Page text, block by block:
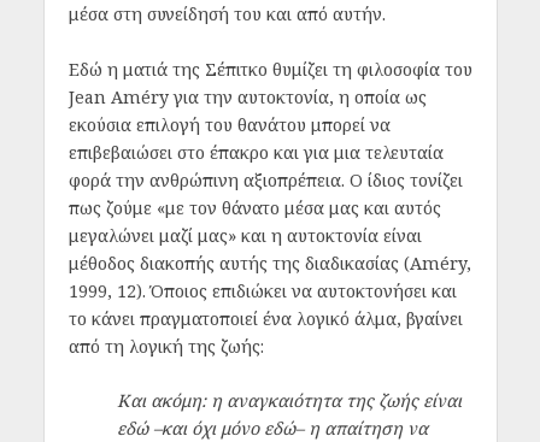
μέσα στη συνείδησή του και από αυτήν.
Εδώ η ματιά της Σέπιτκο θυμίζει τη φιλοσοφία του
Jean Améry για την αυτοκτονία, η οποία ως
εκούσια επιλογή του θανάτου μπορεί να
επιβεβαιώσει στο έπακρο και για μια τελευταία
φορά την ανθρώπινη αξιοπρέπεια. Ο ίδιος τονίζει
πως ζούμε «με τον θάνατο μέσα μας και αυτός
μεγαλώνει μαζί μας» και η αυτοκτονία είναι
μέθοδος διακοπής αυτής της διαδικασίας (Améry,
1999, 12). Όποιος επιδιώκει να αυτοκτονήσει και
το κάνει πραγματοποιεί ένα λογικό άλμα, βγαίνει
από τη λογική της ζωής:
Και ακόμη: η αναγκαιότητα της ζωής είναι
εδώ –και όχι μόνο εδώ– η απαίτηση να